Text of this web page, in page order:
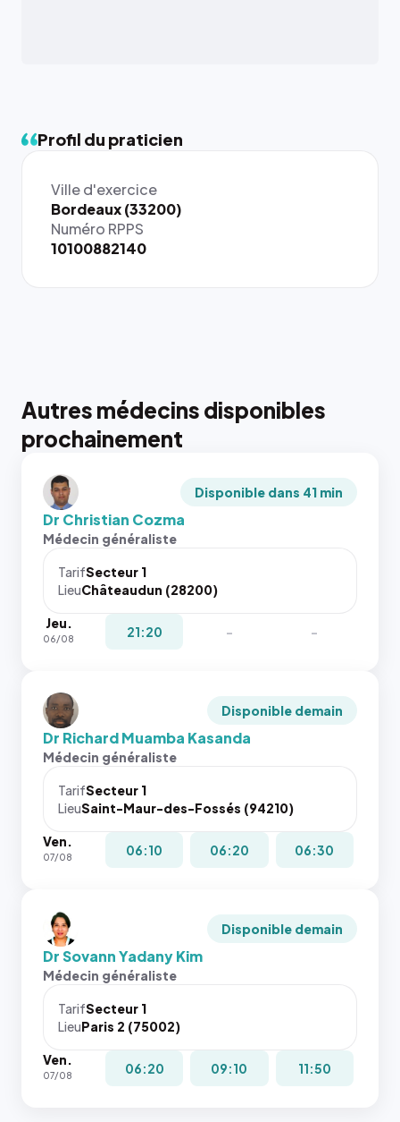
Profil du praticien
Ville d'exercice
Bordeaux (33200)
Numéro RPPS
10100882140
Autres médecins disponibles
prochainement
Disponible dans 41 min
Dr Christian Cozma
Médecin généraliste
TarifSecteur 1
LieuChâteaudun (28200)
Jeu.
06/08 21:20 - -
Disponible demain
Dr Richard Muamba Kasanda
Médecin généraliste
TarifSecteur 1
LieuSaint-Maur-des-Fossés (94210)
Ven.
07/08 06:10 06:20 06:30
Disponible demain
Dr Sovann Yadany Kim
Médecin généraliste
TarifSecteur 1
LieuParis 2 (75002)
Ven.
07/08 06:20 09:10 11:50